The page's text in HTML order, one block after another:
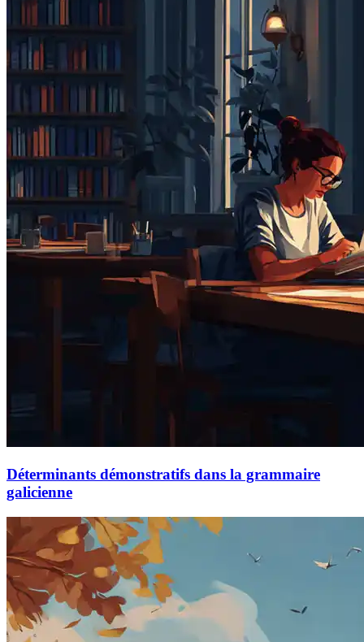
Déterminants démonstratifs dans la grammaire
galicienne